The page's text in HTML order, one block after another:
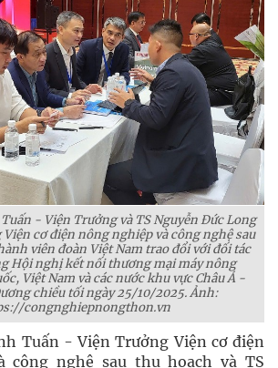
Tuấn - Viện Trưởng và TS Nguyễn Đức Long
cơ điện nông nghiệp và công nghệ sau
viên đoàn Việt Nam trao đổi với đối tác
Hội nghị kết nối thương mại máy nông
Việt Nam và các nước khu vực Châu Á -
chiều tối ngày 25/10/2025. Ảnh:
congnghiepnongthon.vn
Tuấn - Viện Trưởng Viện cơ điện
công nghệ sau thu hoạch và TS